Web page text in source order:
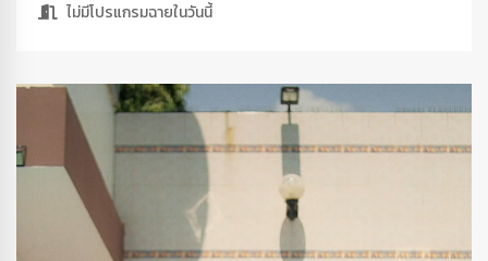
ไม่มีโปรแกรมฉายในวันนี้